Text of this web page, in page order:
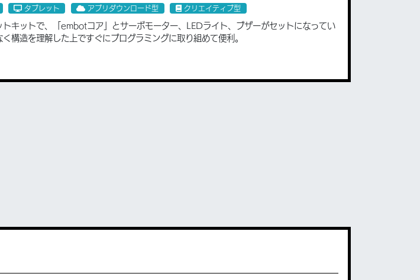
タブレット アプリダウンロード型 クリエイティブ型
キットで、「embotコア」とサーボモーター、LEDライト、ブザーがセットになってい
構造を理解した上ですぐにプログラミングに取り組めて便利。